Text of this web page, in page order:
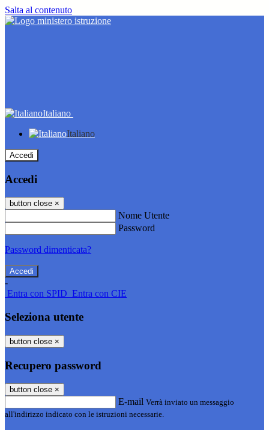
Salta al contenuto
Italiano
Italiano
Accedi
Accedi
button close ×
Nome Utente
Password
Password dimenticata?
-
Entra con SPID Entra con CIE
Seleziona utente
button close ×
Recupero password
button close ×
E-mail Verrà inviato un messaggio
all'indirizzo indicato con le istruzioni necessarie.